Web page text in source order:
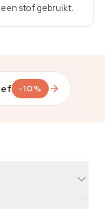
stof gebruikt.
-10%